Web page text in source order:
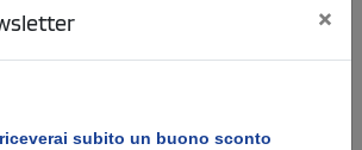
×
riceverai subito un buono sconto